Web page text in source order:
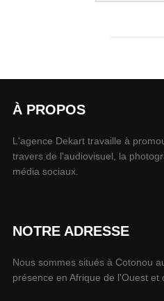
À PROPOS
L'agence Dekart travaille à
travers de l'audiovisuel, la
média sociaux.
NOTRE ADRESSE
Nous sommes situés à Cotonou
présence en Afrique de l'Ouest et